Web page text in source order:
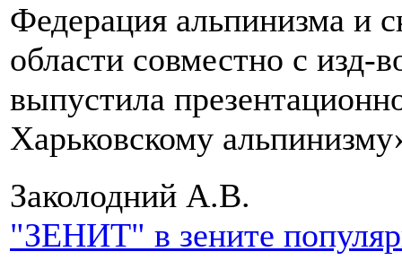
Федерация альпинизма и
области совместно с изд-
выпустила
Харьковскому
Заколодний А.В.
"ЗЕНИТ" в зените